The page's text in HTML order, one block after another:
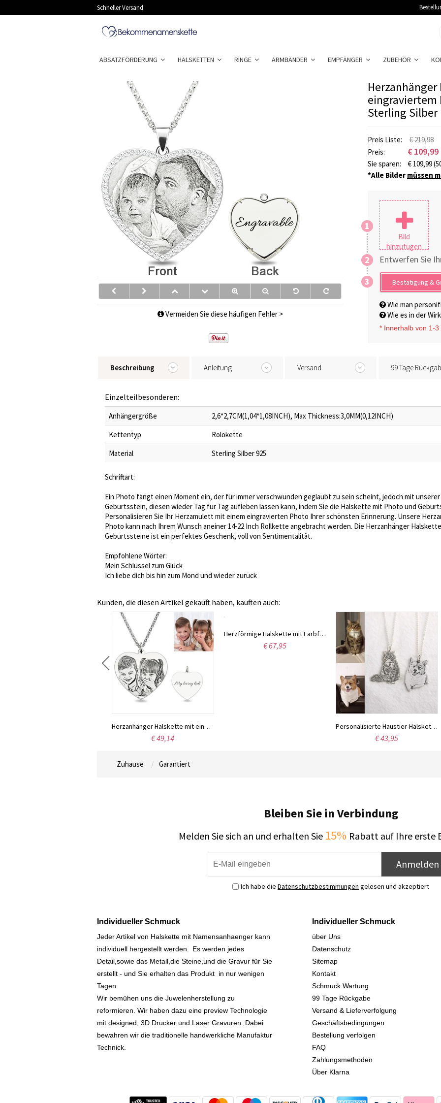
Schneller Versand
ABSATZFÖRDERUNG HALSKETTEN RINGE ARMBÄNDER EMPFÄNGER ZUBEHÖR
Vermeiden Sie diese häufigen Fehler >
eingraviertem
Sterling Silber
Preis Liste:
€ 219,98
Preis:
€ 109,99
Sie sparen: € 109,99
*Alle Bilder müssen
Bild
hinzufügen
Entwerfen Sie
Bestätigung &
Wie man
Wie es in der
* Innerhalb von 1-3
1
2
3
Beschreibung Anleitung Versand 99 Tage
Einzelteilbesonderen:
Anhängergröße
2,6*2,7CM(1,04*1,08INCH), Max Thickness:3,0MM(0,12INCH)
Kettentyp
Rolokette
Material
Sterling Silber 925
Schriftart:
Ein Photo fängt einen Moment ein, der für immer verschwunden geglaubt zu sein scheint, jedoch mit
Geburtsstein, diesen wieder Tag für Tag aufleben lassen kann, indem Sie die Halskette mit Photo und
Personalisieren Sie Ihr Herzamulett mit einem eingravierten Photo Ihrer schönsten Erinnerung. Unsere
Photo kann nach Ihrem Wunsch aneiner 14-22 Inch Rollkette angebracht werden. Die Herzanhänger
Geburtssteine ist ein perfektes Geschenk, voll von Sentimentalität.
Empfohlene Wörter:
Mein Schlüssel zum Glück
Ich liebe dich bis hin zum Mond und wieder zurück
Kunden, die diesen Artikel gekauft haben, kauften auch:
Herzanhänger Halskette mit eingraviertem Photo Sterling Silber
€ 49,14
Herzförmige Halskette mit Farbfoto in Sterling Silber
€ 67,95
Personalisierte Haustier-Halskette, Fotogravur und Textgravur
€ 43,95
Zuhause Garantiert
Bleiben Sie in Verbindung
Melden Sie sich an und erhalten Sie 15% Rabatt auf Ihre erste
Anmelden
Ich habe die Datenschutzbestimmungen gelesen und akzeptiert
Individueller Schmuck
Jeder Artikel von Halskette mit Namensanhaenger kann
individuell hergestellt werden.
Es werden jedes
Detail,sowie das Metall,die Steine,und die Gravur für Sie
erstellt - und Sie erhalten das Produkt in nur wenigen
Tagen.
Wir bemühen uns die Juwelenherstellung zu
reformieren. Wir haben dazu eine preview Technologie
mit designed, 3D Drucker und Laser Gravuren. Dabei
bewahren wir die traditionelle handwerkliche Manufaktur
Technick.
Individueller Schmuck
über Uns
Datenschutz
Sitemap
Kontakt
Schmuck Wartung
99 Tage Rückgabe
Versand & Lieferverfolgung
Geschäftsbedingungen
Bestellung verfolgen
FAQ
Zahlungsmethoden
Über Klarna